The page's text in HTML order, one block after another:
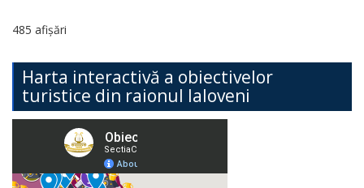
485 afișări
Harta interactivă a obiectivelor
turistice din raionul Ialoveni